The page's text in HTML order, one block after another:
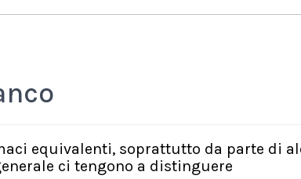
equivalenti, soprattutto da parte di
ci tengono a distinguere